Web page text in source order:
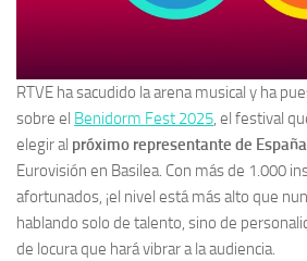
RTVE ha sacudido la arena musical y ha
sobre el Benidorm Fest 2025, el festival
elegir al próximo representante de España
Eurovisión en Basilea. Con más de 1.000
afortunados, ¡el nivel está más alto que
hablando solo de talento, sino de
de locura que hará vibrar a la audiencia.